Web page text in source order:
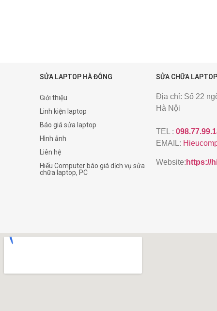
SỬA LAPTOP HÀ ĐÔNG
Giới thiệu
Linh kiện laptop
Báo giá sửa laptop
Hình ảnh
Liên hệ
Hiếu Computer báo giá dịch vụ sửa
chữa laptop, PC
SỬA CHỮA
Địa chỉ: Số 22
Hà Nội
TEL :
EMAIL:
Website: https://